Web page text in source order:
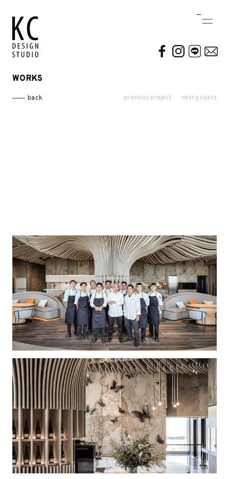
WORKS
back previous project next project